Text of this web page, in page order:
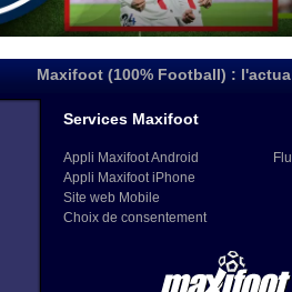
Maxifoot (100% Football) :
Services Maxifoot
Appli Maxifoot Android
Appli Maxifoot iPhone
Site web Mobile
Choix de consentement